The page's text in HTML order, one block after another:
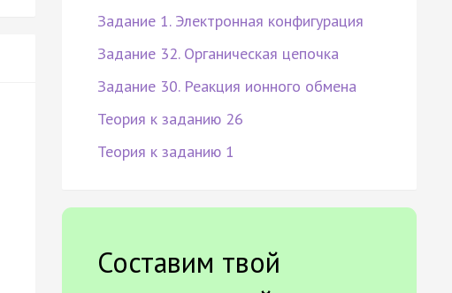
Задание 1. Электронная конфигурация
Задание 32. Органическая цепочка
Задание 30. Реакция ионного обмена
Теория к заданию 26
Теория к заданию 1
Составим твой